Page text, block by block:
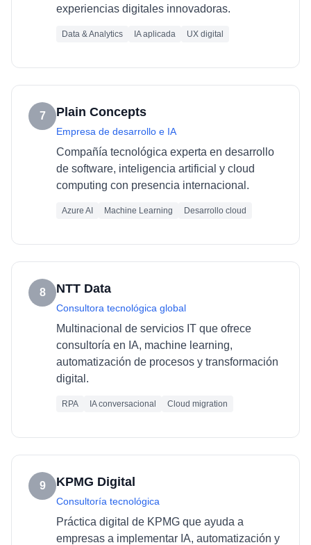
experiencias digitales innovadoras.
Data & Analytics IA aplicada UX digital
7 Plain Concepts
Empresa de desarrollo e IA
Compañía tecnológica experta en desarrollo
de software, inteligencia artificial y cloud
computing con presencia internacional.
Azure AI Machine Learning Desarrollo cloud
8 NTT Data
Consultora tecnológica global
Multinacional de servicios IT que ofrece
consultoría en IA, machine learning,
automatización de procesos y transformación
digital.
RPA IA conversacional Cloud migration
9 KPMG Digital
Consultoría tecnológica
Práctica digital de KPMG que ayuda a
empresas a implementar IA, automatización y